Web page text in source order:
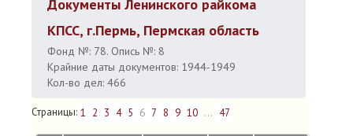
Документы Ленинского райкома
КПСС, г.Пермь, Пермская область
Фонд №: 78. Опись №: 8
Крайние даты документов: 1944-1949
Кол-во дел: 466
Страницы: 1 2 3 4 5 6 7 8 9 10 ... 47